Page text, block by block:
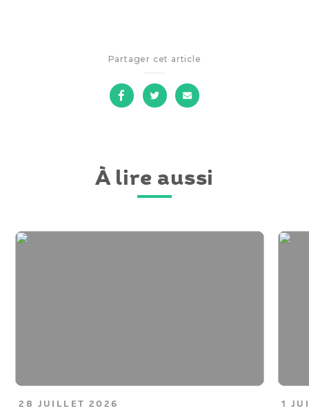
Partager cet article
sursurpar
À lire aussi
28 JUILLET 2026 1